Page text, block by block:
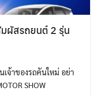
ผัสรถยนต์ 2 รุ่น
เจ้าของรถคันใหม่ อย่า
SHOW